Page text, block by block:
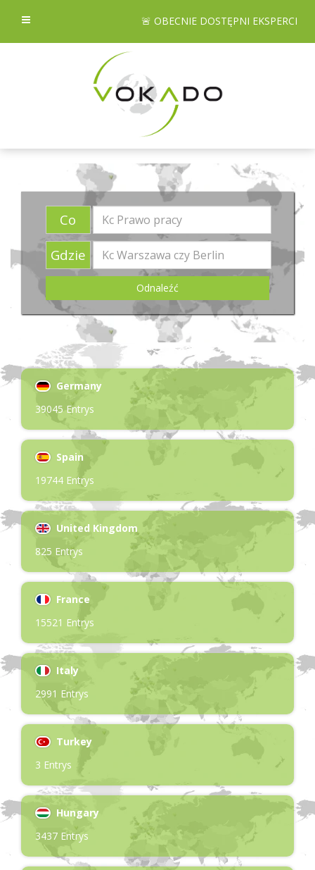
🚨 OBECNIE DOSTĘPNI EKSPERCI
Co
Gdzie
Germany
39045 Entrys
Spain
19744 Entrys
United Kingdom
825 Entrys
France
15521 Entrys
Italy
2991 Entrys
Turkey
3 Entrys
Hungary
3437 Entrys